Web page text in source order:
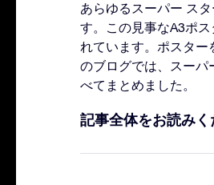
あらゆるスーパー ス
す。この見事なA3ポ
れています。ポスター
のブログでは、スーパ
べてまとめました。
記事全体をお読みく